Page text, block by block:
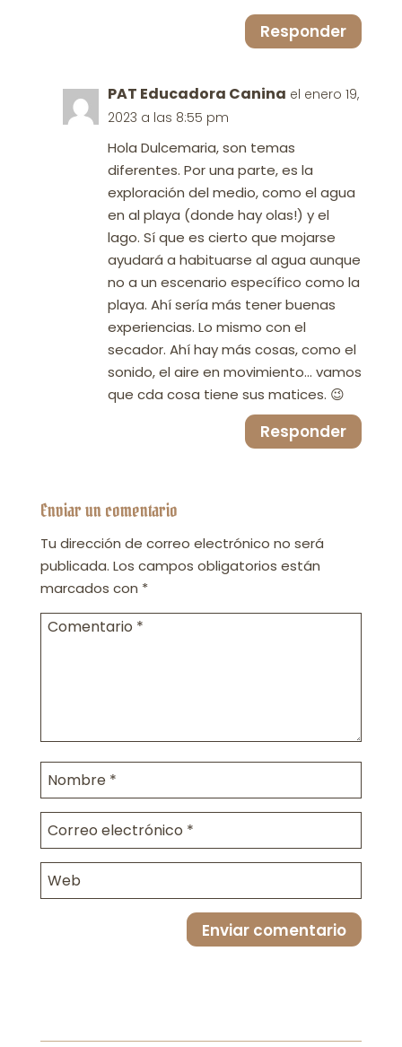
Responder
PAT Educadora Canina el enero 19,
2023 a las 8:55 pm
Hola Dulcemaria, son temas
diferentes. Por una parte, es la
exploración del medio, como el agua
en al playa (donde hay olas!) y el
lago. Sí que es cierto que mojarse
ayudará a habituarse al agua aunque
no a un escenario específico como la
playa. Ahí sería más tener buenas
experiencias. Lo mismo con el
secador. Ahí hay más cosas, como el
sonido, el aire en movimiento… vamos
que cda cosa tiene sus matices. 😉
Responder
Enviar un comentario
Tu dirección de correo electrónico no será
publicada. Los campos obligatorios están
marcados con *
Enviar comentario